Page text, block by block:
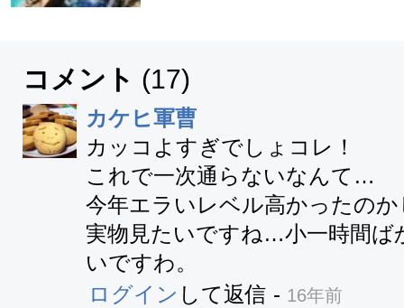
コメント (17)
カケヒ軍曹
カッコよすぎでしょコレ！
これで一次通らないなんて…
今年エラいレベル高かったの
実物見たいですね…小一時間ば
いですわ。
ログイン して返信 - 16年前